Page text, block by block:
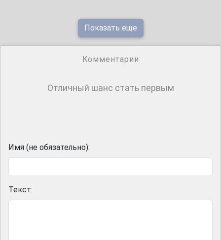
Показать еще
Комментарии
Отличный шанс стать первым
Имя (не обязательно):
Текст: